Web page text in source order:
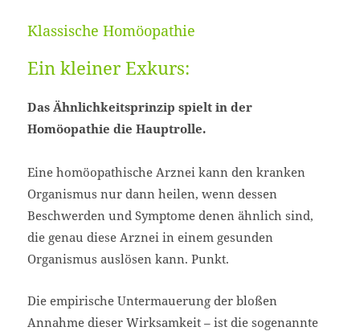
Klassische Homöopathie
Ein kleiner Exkurs:
Das Ähnlichkeitsprinzip spielt in der
Homöopathie die Hauptrolle.
Eine homöopathische Arznei kann den kranken
Organismus nur dann heilen, wenn dessen
Beschwerden und Symptome denen ähnlich sind,
die genau diese Arznei in einem gesunden
Organismus auslösen kann. Punkt.
Die empirische Untermauerung der bloßen
Annahme dieser Wirksamkeit – ist die sogenannte